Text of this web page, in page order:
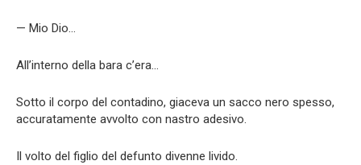
— Mio Dio…
All’interno della bara c’era…
Sotto il corpo del contadino, giaceva un sacco nero spesso,
accuratamente avvolto con nastro adesivo.
Il volto del figlio del defunto divenne livido.